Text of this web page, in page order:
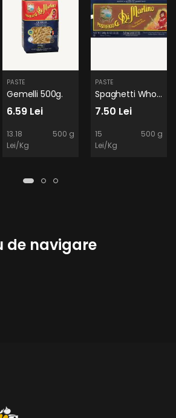
PASTE
Gemelli 500g.
6.59 Lei
13.18
Lei/Kg
500 g
PASTE
Spaghetti Wholewheat - Bio 500g.
7.50 Lei
15
Lei/Kg
500 g
de navigare